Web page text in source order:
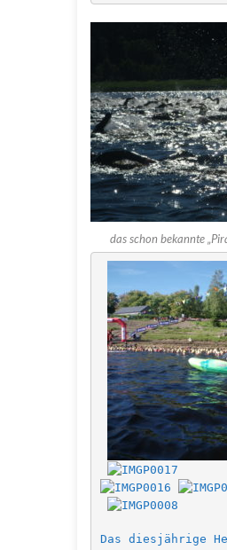
das schon bekannte
Das diesjährige